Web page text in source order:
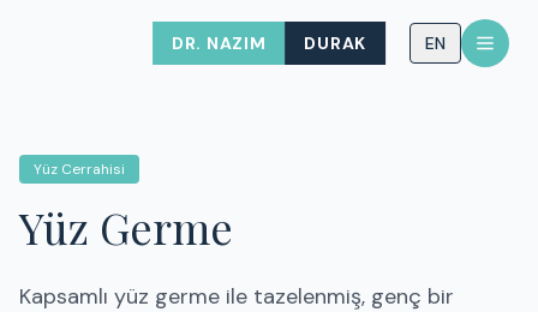
DR. NAZIM DURAK EN
Yüz Cerrahisi
Yüz Germe
Kapsamlı yüz germe ile tazelenmiş, genç bir